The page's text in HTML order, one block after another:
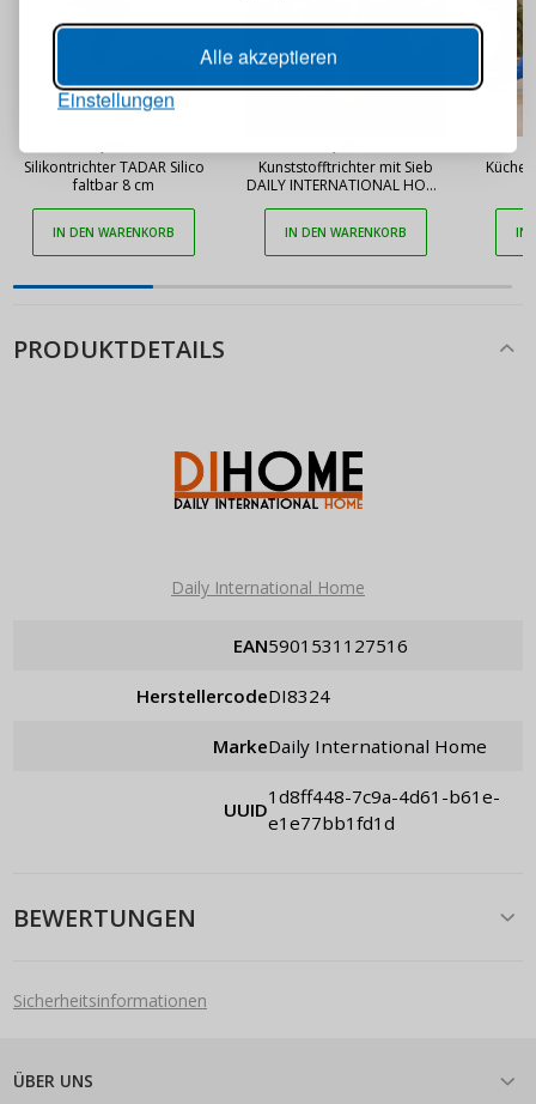
Alle akzeptieren
Einstellungen
Silikontrichter TADAR Silico
faltbar 8 cm
IN DEN WARENKORB
Kunststofftrichter mit Sieb
DAILY INTERNATIONAL HOME
IN DEN WARENKORB IN
PRODUKTDETAILS
Daily International Home
EAN 5901531127516
Herstellercode DI8324
Marke Daily International Home
UUID
1d8ff448-7c9a-4d61-b61e-
e1e77bb1fd1d
BEWERTUNGEN
Sicherheitsinformationen
ÜBER UNS